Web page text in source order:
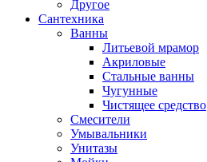
Другое
Сантехника
Ванны
Литьевой мрамор
Акриловые
Стальные ванны
Чугунные
Чистящее средство
Смесители
Умывальники
Унитазы